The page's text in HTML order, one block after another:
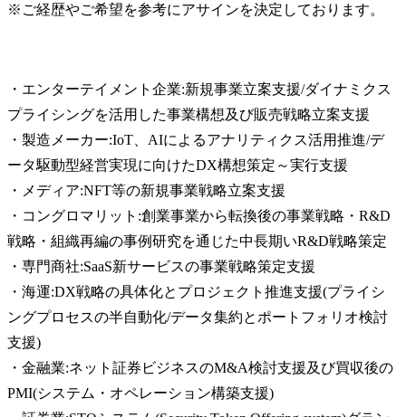
※ご経歴やご希望を参考にアサインを決定しております。
・エンターテイメント企業:新規事業立案支援/ダイナミクス
プライシングを活用した事業構想及び販売戦略立案支援
・製造メーカー:IoT、AIによるアナリティクス活用推進/デ
ータ駆動型経営実現に向けたDX構想策定～実行支援
・メディア:NFT等の新規事業戦略立案支援
・コングロマリット:創業事業から転換後の事業戦略・R&D
戦略・組織再編の事例研究を通じた中長期いR&D戦略策定
・専門商社:SaaS新サービスの事業戦略策定支援
・海運:DX戦略の具体化とプロジェクト推進支援(プライシ
ングプロセスの半自動化/データ集約とポートフォリオ検討
支援)
・金融業:ネット証券ビジネスのM&A検討支援及び買収後の
PMI(システム・オペレーション構築支援)